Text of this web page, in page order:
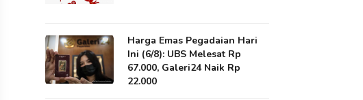
Harga Emas Pegadaian Hari
Ini (6/8): UBS Melesat Rp
67.000, Galeri24 Naik Rp
22.000